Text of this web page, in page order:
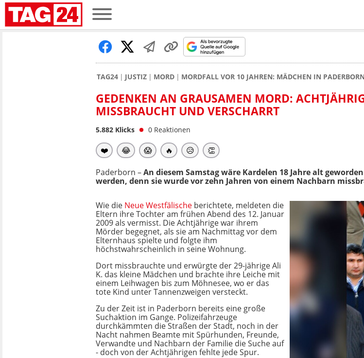
TAG24 JUSTIZ MORD MORDFALL VOR 10 JAHREN: MÄDCHEN IN
GEDENKEN AN GRAUSAMEN MORD:
MISSBRAUCHT UND VERSCHARRT
5.882 Klicks 0 Reaktionen
❤️ 😂 😱 🔥 😥 👏
Paderborn –An diesem Samstag wäre Kardelen 18 Jahre alt
werden, denn sie wurde vor zehn Jahren von einem Nachbarn
Wie die Neue Westfälische berichtete, meldeten die
Eltern ihre Tochter am frühen Abend des 12. Januar
2009 als vermisst. Die Achtjährige war ihrem
Mörder begegnet, als sie am Nachmittag vor dem
Elternhaus spielte und folgte ihm
höchstwahrscheinlich in seine Wohnung.
Dort missbrauchte und erwürgte der 29-jährige Ali
K. das kleine Mädchen und brachte ihre Leiche mit
einem Leihwagen bis zum Möhnesee, wo er das
tote Kind unter Tannenzweigen versteckt.
Zu der Zeit ist in Paderborn bereits eine große
Suchaktion im Gange. Polizeifahrzeuge
durchkämmten die Straßen der Stadt, noch in der
Nacht nahmen Beamte mit Spürhunden, Freunde,
Verwandte und Nachbarn der Familie die Suche auf
- doch von der Achtjährigen fehlte jede Spur.